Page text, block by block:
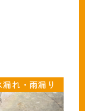
漏れ・雨漏り